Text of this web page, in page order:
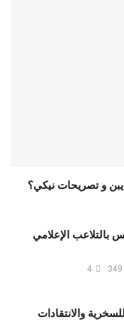
و تصريحات نيكي؟
بالتلاعب الإعلامي
349
4
والانتقادات